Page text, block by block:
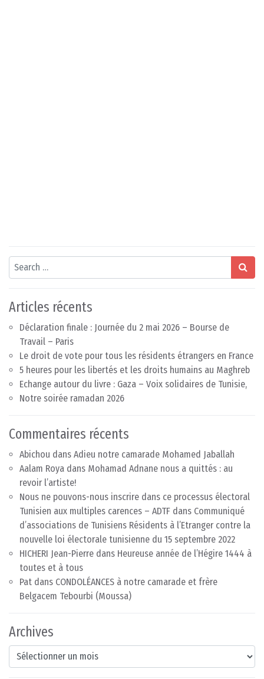
Search
Articles récents
Déclaration finale : Journée du 2 mai 2026 – Bourse de
Travail – Paris
Le droit de vote pour tous les résidents étrangers en France
5 heures pour les libertés et les droits humains au Maghreb
Echange autour du livre : Gaza – Voix solidaires de Tunisie,
Notre soirée ramadan 2026
Commentaires récents
Abichou dans Adieu notre camarade Mohamed Jaballah
Aalam Roya dans Mohamad Adnane nous a quittés : au
revoir l’artiste!
Nous ne pouvons-nous inscrire dans ce processus électoral
Tunisien aux multiples carences – ADTF dans Communiqué
d’associations de Tunisiens Résidents à l’Etranger contre la
nouvelle loi électorale tunisienne du 15 septembre 2022
HICHERI Jean-Pierre dans Heureuse année de l’Hégire 1444 à
toutes et à tous
Pat dans CONDOLÉANCES à notre camarade et frère
Belgacem Tebourbi (Moussa)
Archives
Archives